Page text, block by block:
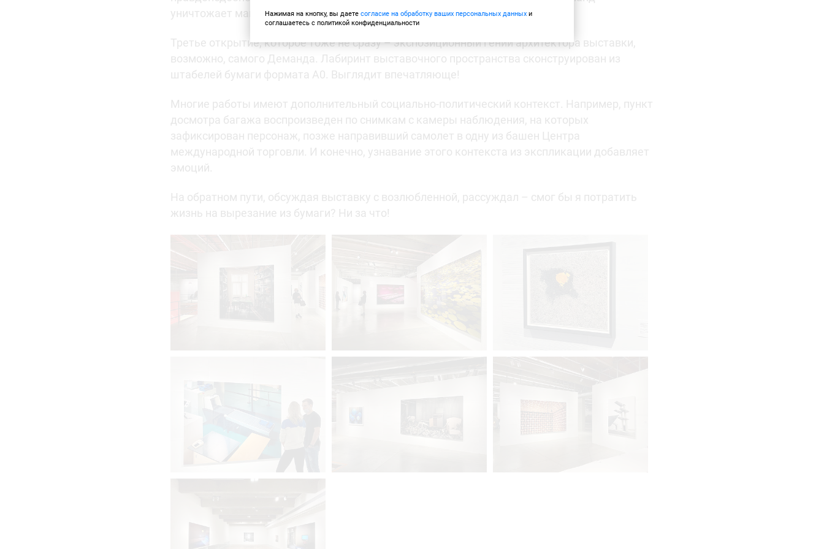
уничтожает макет.
Третье открытие, которое тоже не сразу – экспозиционный гений архитектора выставки,
возможно, самого Деманда. Лабиринт выставочного пространства сконструирован из
штабелей бумаги формата А0. Выглядит впечатляюще!
Многие работы имеют дополнительный социально-политический контекст. Например, пункт
досмотра багажа воспроизведен по снимкам с камеры наблюдения, на которых
зафиксирован персонаж, позже направивший самолет в одну из башен Центра
международной торговли. И конечно, узнавание этого контекста из экспликации добавляет
эмоций.
На обратном пути, обсуждая выставку с возлюбленной, рассуждал – смог бы я потратить
жизнь на вырезание из бумаги? Ни за что!
Нажимая на кнопку, вы даете согласие на обработку ваших персональных данных и
соглашаетесь с политикой конфиденциальности